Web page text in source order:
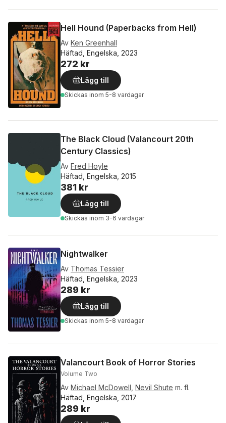
Hell Hound (Paperbacks from Hell)
Av Ken Greenhall
Häftad, Engelska, 2023
272 kr
Lägg till
Skickas inom 5-8 vardagar
The Black Cloud (Valancourt 20th
Century Classics)
Av Fred Hoyle
Häftad, Engelska, 2015
381 kr
Lägg till
Skickas inom 3-6 vardagar
Nightwalker
Av Thomas Tessier
Häftad, Engelska, 2023
289 kr
Lägg till
Skickas inom 5-8 vardagar
Valancourt Book of Horror Stories
Volume Two
Av Michael McDowell Nevil Shute m. fl.
Häftad, Engelska, 2017
289 kr